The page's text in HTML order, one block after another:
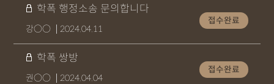
학폭 행정소송 문의합니다
강○○ 2024.04.11
접수완료
학폭 쌍방
권○○ 2024.04.04
접수완료